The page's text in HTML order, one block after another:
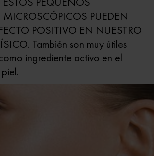
PUEDEN
POSITIVO EN NUESTRO
También son muy útiles
ingrediente activo en el